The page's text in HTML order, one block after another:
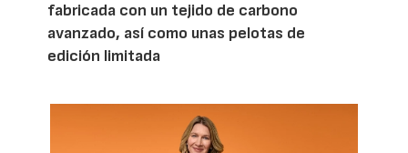
fabricada con un tejido de carbono
avanzado, así como unas pelotas de
edición limitada